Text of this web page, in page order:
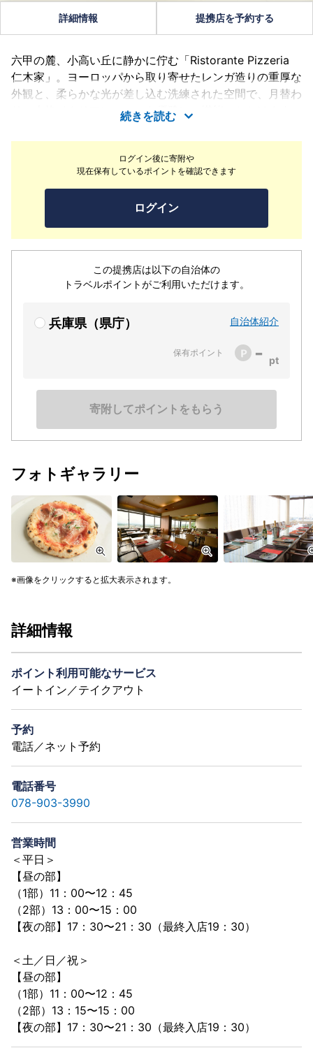
ログイン後に寄附や
現在保有しているポイントを確認できます
ログイン
この提携店は以下の自治体の
トラベルポイントがご利用いただけます。
兵庫県（県庁） 自治体紹介
保有ポイント -
寄附してポイントをもらう
詳細情報 提携店を予約する
六甲の麓、小高い丘に静かに佇む「Ristorante Pizzeria
仁木家」。ヨーロッパから取り寄せたレンガ造りの重厚な
外観と、柔らかな光が差し込む洗練された空間で、月替わ
りの本格イタリアンコースを優雅にご堪能いただけます。
少人数で過ごせる個室も備え、石窯で焼き上げるピッツァ
や、地元農家の野菜をふんだんに使った前菜、パスタな
ど、身体にやさしい料理をご提供。ソムリエ厳選のワイン
が特別な時間を彩ります。有馬温泉、三田プレミアムアウ
トレットからも近い“丘の上の美食レストラン”です。
続きを読む
フォトギャラリー
画像をクリックすると拡大表示されます。
詳細情報
ポイント利用可能なサービス
イートイン／テイクアウト
予約
電話／ネット予約
電話番号
078-903-3990
営業時間
＜平日＞
【昼の部】
（1部）11：00〜12：45
（2部）13：00〜15：00
【夜の部】17：30〜21：30（最終入店19：30）
＜土／日／祝＞
【昼の部】
（1部）11：00〜12：45
（2部）13：15〜15：00
【夜の部】17：30〜21：30（最終入店19：30）